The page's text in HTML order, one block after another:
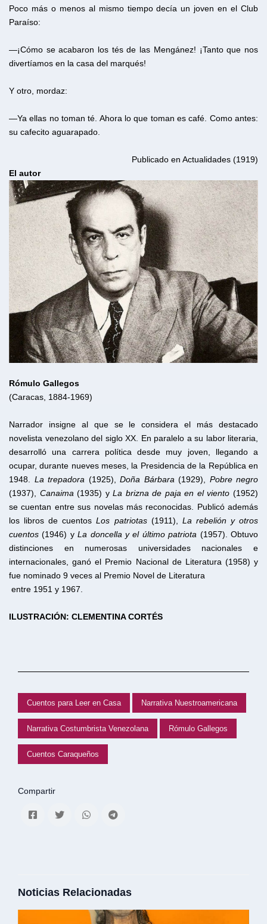
Poco más o menos al mismo tiempo decía un joven en el Club
Paraíso:
—¡Cómo se acabaron los tés de las Mengánez! ¡Tanto que nos
divertíamos en la casa del marqués!
Y otro, mordaz:
—Ya ellas no toman té. Ahora lo que toman es café. Como antes:
su cafecito aguarapado.
Publicado en Actualidades (1919)
El autor
Rómulo Gallegos
(Caracas, 1884-1969)
Narrador insigne al que se le considera el más destacado
novelista venezolano del siglo XX. En paralelo a su labor literaria,
desarrolló una carrera política desde muy joven, llegando a
ocupar, durante nueves meses, la Presidencia de la República en
1948. La trepadora (1925), Doña Bárbara(1929), Pobre negro
(1937), Canaima(1935) yLa brizna de paja en el viento (1952)
se cuentan entre sus novelas más reconocidas. Publicó además
los libros de cuentosLos patriotas(1911), La rebelión y otros
cuentos(1946) yLa doncella y el último patriota (1957). Obtuvo
distinciones en numerosas universidades nacionales e
internacionales, ganó el Premio Nacional de Literatura (1958) y
fue nominado 9 veces al Premio Novel de Literatura
entre 1951 y 1967.
ILUSTRACIÓN: CLEMENTINA CORTÉS
Cuentos para Leer en Casa Narrativa Nuestroamericana
Narrativa Costumbrista Venezolana Rómulo Gallegos
Cuentos Caraqueños
Compartir
Noticias Relacionadas